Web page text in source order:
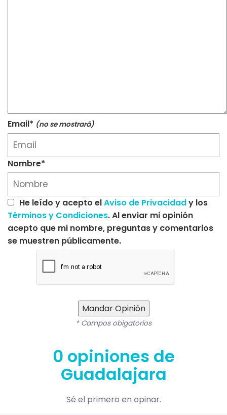
Email* (no se mostrará)
Nombre*
He leído y acepto elAviso de Privacidady los
Términos y Condiciones. Al enviar mi opinión
acepto que mi nombre, preguntas y comentarios
se muestren públicamente.
Mandar Opinión
* Campos obigatorios
0 opiniones de
Guadalajara
Sé el primero en opinar.